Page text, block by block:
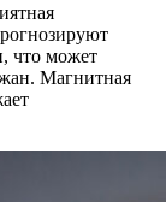
что может
Магнитная